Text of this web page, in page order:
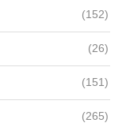
(152)
(26)
(151)
(265)